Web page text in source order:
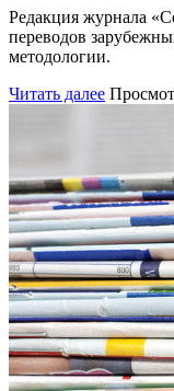
Редакция журнала
переводов
методологии.
Читать далее